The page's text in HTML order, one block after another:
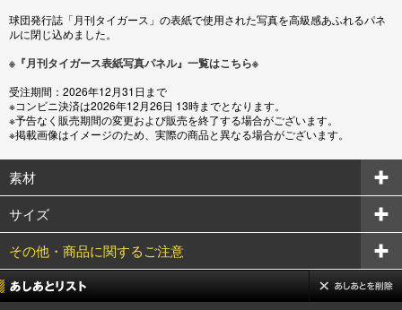
球団発行誌「月刊タイガース」の表紙で使用された写真を高級感あふれるパネ
ルに閉じ込めました。
※『月刊タイガース表紙写真パネル』一覧はこちら※
受注期間：2026年12月31日まで
※コンビニ決済は2026年12月26日 13時までとなります。
※予告なく販売期間の変更および販売を終了する場合がございます。
※掲載画像はイメージのため、実際の商品と異なる場合がございます。
素材
サイズ
その他・商品に関するご注意